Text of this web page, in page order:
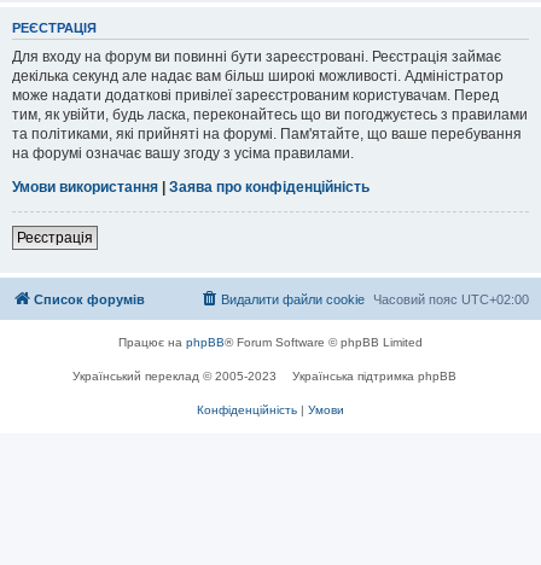
РЕЄСТРАЦІЯ
Для входу на форум ви повинні бути зареєстровані. Реєстрація займає
декілька секунд але надає вам більш широкі можливості. Адміністратор
може надати додаткові привілеї зареєстрованим користувачам. Перед
тим, як увійти, будь ласка, переконайтесь що ви погоджуєтесь з правилами
та політиками, які прийняті на форумі. Пам'ятайте, що ваше перебування
на форумі означає вашу згоду з усіма правилами.
Умови використання | Заява про конфіденційність
Реєстрація
Список форумів Часовий пояс UTC+02:00
Видалити файли cookie
Працює на phpBB® Forum Software © phpBB Limited
Український переклад © 2005-2023 Українська підтримка phpBB
Конфіденційність | Умови